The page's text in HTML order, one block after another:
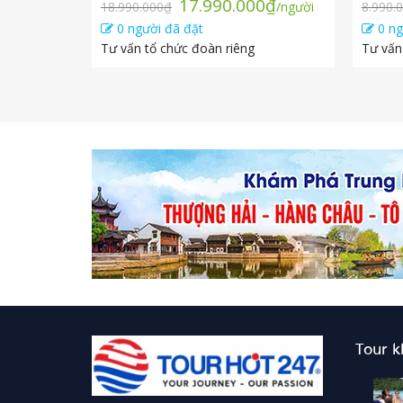
18.990.000₫
gốc
là:
18.990.000₫.
17.990.000₫
hiện
/người
0 người đã đặt
Tư vấn tổ chức đoàn riêng
0
Tư
Tour